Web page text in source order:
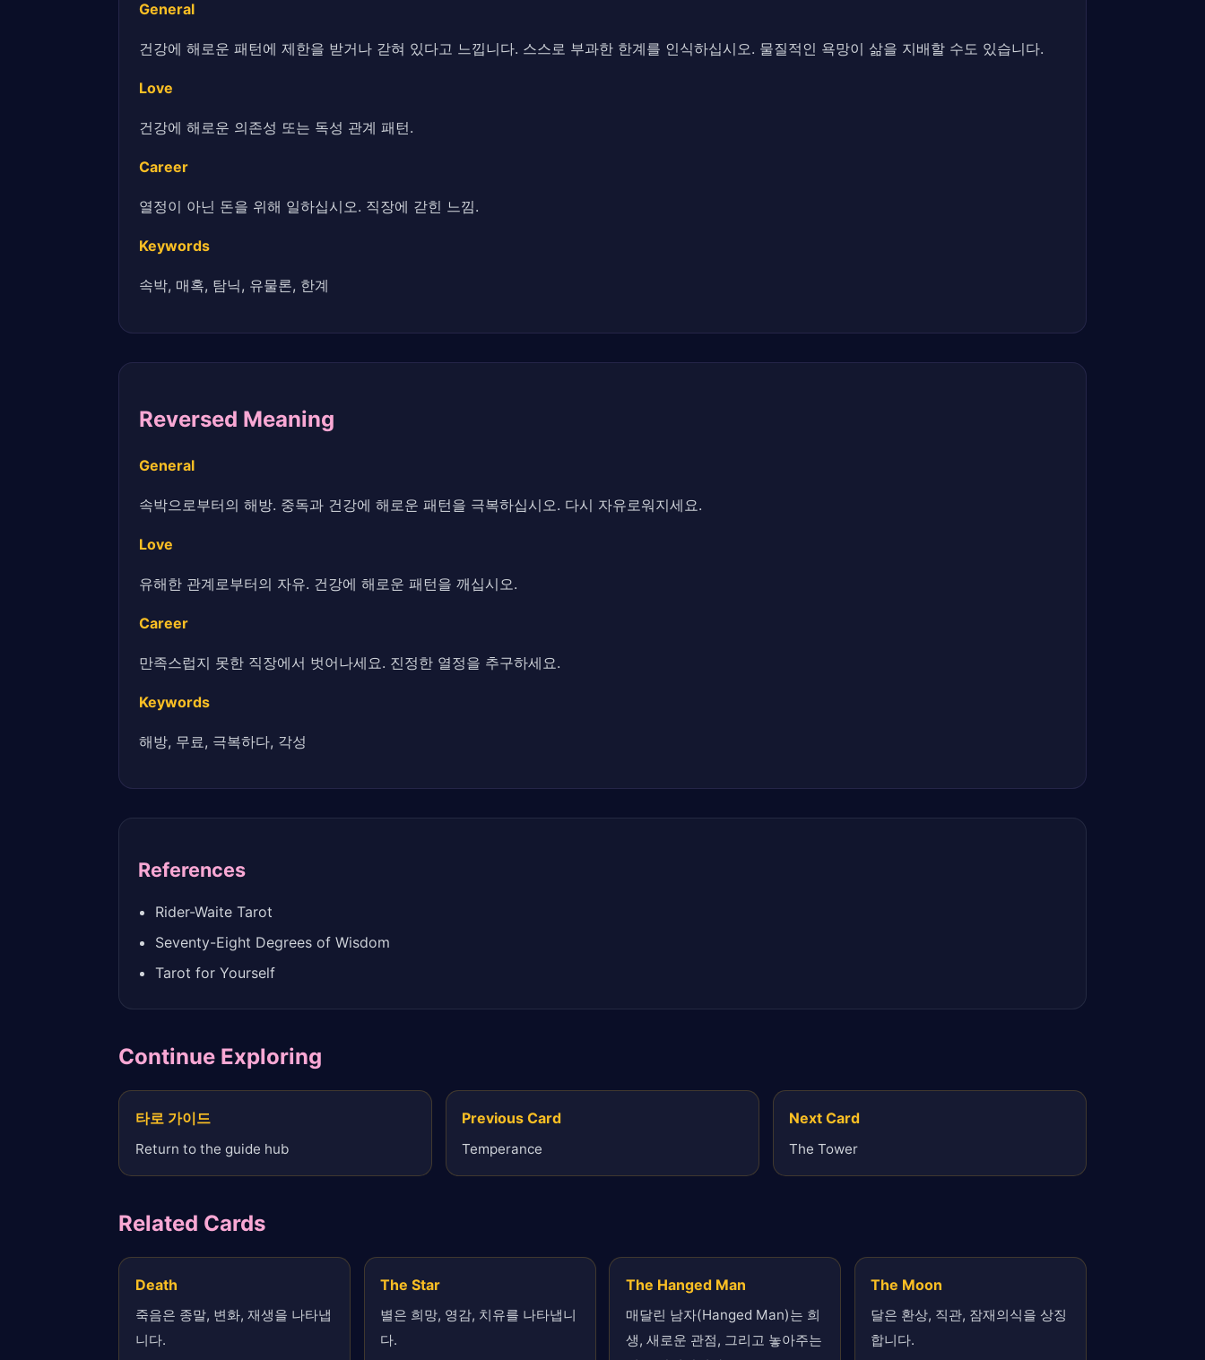
General
건강에 해로운 패턴에 제한을 받거나 갇혀 있다고 느낍니다. 스스로 부과한 한계를 인식하십시오. 물질적인 욕망이 삶을 지배할 수도 있습니다.
Love
건강에 해로운 의존성 또는 독성 관계 패턴.
Career
열정이 아닌 돈을 위해 일하십시오. 직장에 갇힌 느낌.
Keywords
속박, 매혹, 탐닉, 유물론, 한계
Reversed Meaning
General
속박으로부터의 해방. 중독과 건강에 해로운 패턴을 극복하십시오. 다시 자유로워지세요.
Love
유해한 관계로부터의 자유. 건강에 해로운 패턴을 깨십시오.
Career
만족스럽지 못한 직장에서 벗어나세요. 진정한 열정을 추구하세요.
Keywords
해방, 무료, 극복하다, 각성
References
Rider-Waite Tarot
Seventy-Eight Degrees of Wisdom
Tarot for Yourself
Continue Exploring
타로 가이드
Return to the guide hub
Previous Card
Temperance
Next Card
The Tower
Related Cards
Death
죽음은 종말, 변화, 재생을 나타냅
니다.
The Star
별은 희망, 영감, 치유를 나타냅니
다.
The Hanged Man
매달린 남자(Hanged Man)는 희
생, 새로운 관점, 그리고 놓아주는
The Moon
달은 환상, 직관, 잠재의식을 상징
합니다.